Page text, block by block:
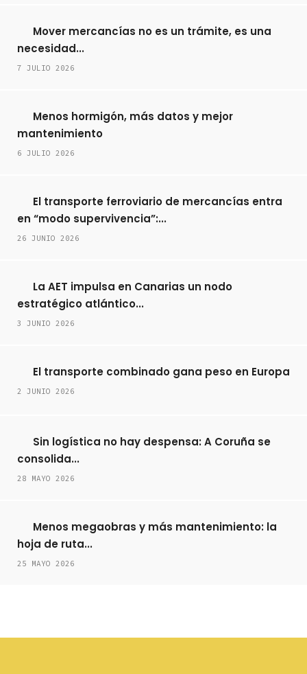
Mover mercancías no es un trámite, es una
necesidad...
7 JULIO 2026
Menos hormigón, más datos y mejor
mantenimiento
6 JULIO 2026
El transporte ferroviario de mercancías entra
en “modo supervivencia”:...
26 JUNIO 2026
La AET impulsa en Canarias un nodo
estratégico atlántico...
3 JUNIO 2026
El transporte combinado gana peso en Europa
2 JUNIO 2026
Sin logística no hay despensa: A Coruña se
consolida...
28 MAYO 2026
Menos megaobras y más mantenimiento: la
hoja de ruta...
25 MAYO 2026